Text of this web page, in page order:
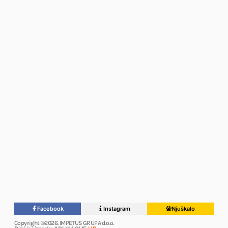
Facebook Instagram
Njuškalo
Copyright ©2026. IMPETUS GRUPA d.o.o.